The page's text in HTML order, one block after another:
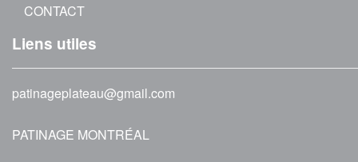
CONTACT
Liens utiles
patinageplateau@gmail.com
PATINAGE MONTRÉAL